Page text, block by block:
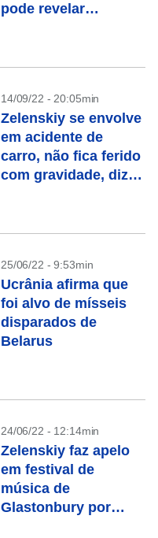
pode revelar
14/09/22 - 20:05min
Zelenskiy se envolve
em acidente de
carro, não fica ferido
com gravidade, diz
25/06/22 - 9:53min
Ucrânia afirma que
foi alvo de mísseis
disparados de
Belarus
24/06/22 - 12:14min
Zelenskiy faz apelo
em festival de
música de
Glastonbury por